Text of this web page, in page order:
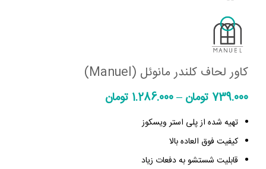
کاور لحاف کلندر مانوئل (Manuel)
739.000 تومان –
1.286.000 تومان
تهیه شده از پلی استر ویسکوز
کیفیت فوق العاده بالا
قابلیت شستشو به دفعات زیاد